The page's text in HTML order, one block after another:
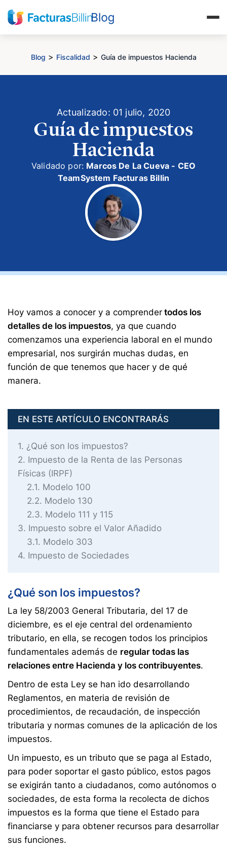
Blog > Fiscalidad > Guía de impuestos Hacienda
Actualizado: 01 julio, 2020
Guía de impuestos
Hacienda
Validado por: Marcos De La Cueva - CEO
TeamSystem Facturas Billin
Hoy vamos a conocer y a comprender todos los
detalles de los impuestos, ya que cuando
comenzamos una experiencia laboral en el mundo
empresarial, nos surgirán muchas dudas, en
función de que tenemos que hacer y de qué
manera.
EN ESTE ARTÍCULO ENCONTRARÁS
1 ¿Qué son los impuestos?
2 Impuesto de la Renta de las Personas
Físicas (IRPF)
2.1 Modelo 100
2.2 Modelo 130
2.3 Modelo 111 y 115
3 Impuesto sobre el Valor Añadido
3.1 Modelo 303
4 Impuesto de Sociedades
¿Qué son los impuestos?
La ley 58/2003 General Tributaria, del 17 de
diciembre, es el eje central del ordenamiento
tributario, en ella, se recogen todos los principios
fundamentales además de regular todas las
relaciones entre Hacienda y los contribuyentes.
Dentro de esta Ley se han ido desarrollando
Reglamentos, en materia de revisión de
procedimientos, de recaudación, de inspección
tributaria y normas comunes de la aplicación de los
impuestos.
Un impuesto, es un tributo que se paga al Estado,
para poder soportar el gasto público, estos pagos
se exigirán tanto a ciudadanos, como autónomos o
sociedades, de esta forma la recolecta de dichos
impuestos es la forma que tiene el Estado para
financiarse y para obtener recursos para desarrollar
sus funciones.